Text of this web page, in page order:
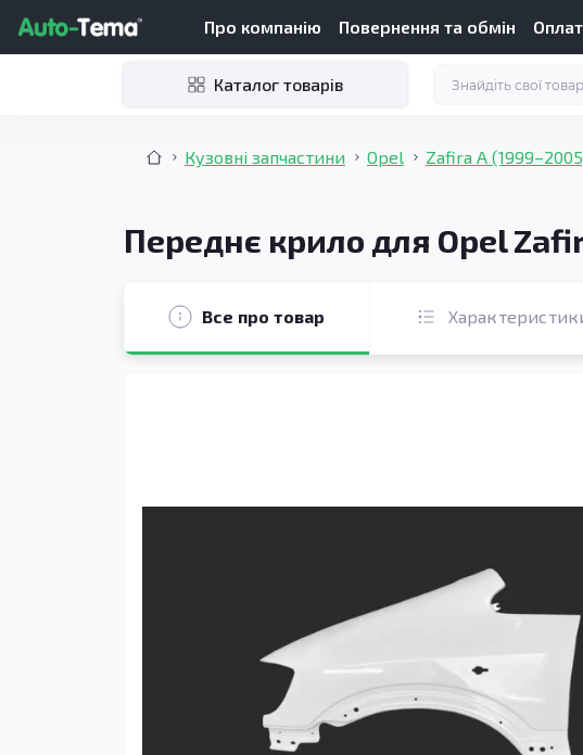
Про компанію Повернення та обмін
Каталог товарів
Кузовні запчастини Opel Zafira A
Переднє крило для Opel
Все про товар